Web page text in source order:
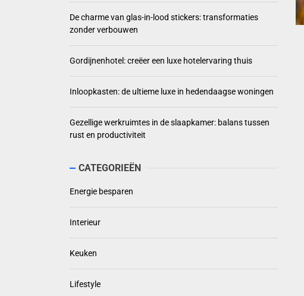
De charme van glas-in-lood stickers: transformaties
zonder verbouwen
Gordijnenhotel: creëer een luxe hotelervaring thuis
Inloopkasten: de ultieme luxe in hedendaagse woningen
Gezellige werkruimtes in de slaapkamer: balans tussen
rust en productiviteit
CATEGORIEËN
Energie besparen
Interieur
Keuken
Lifestyle